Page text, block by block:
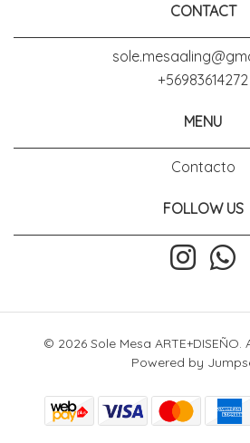
CONTACT
+56983614272
MENU
Contacto
FOLLOW US
© 2026 Sole Mesa ARTE+DISEÑO.
Powered by